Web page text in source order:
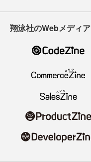
翔泳社のWebメディア